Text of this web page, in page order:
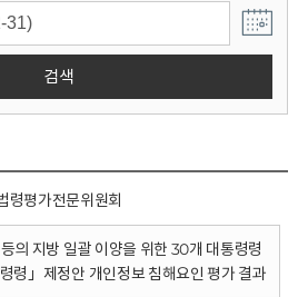
검색
령평가전문위원회
의 지방 일괄 이양을 위한 30개 대통령령
령」제정안 개인정보 침해요인 평가 결과